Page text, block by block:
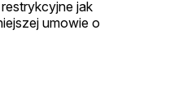
jak
umowie o